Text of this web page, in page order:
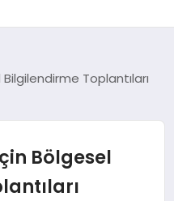
Toplantıları
Bölgesel